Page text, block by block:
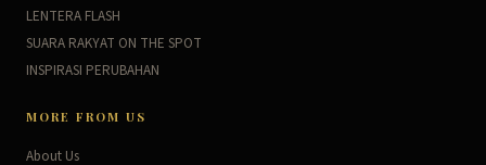
LENTERA FLASH
SUARA RAKYAT ON THE SPOT
INSPIRASI PERUBAHAN
MORE FROM US
About Us